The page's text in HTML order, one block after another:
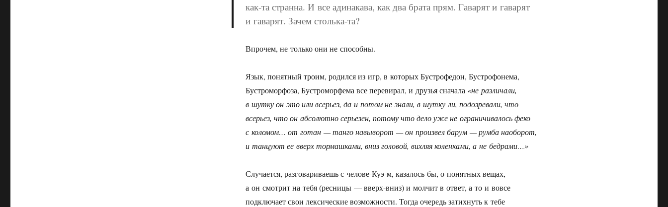
как-та странна. И все адинакава, как два брата прям. Гаварят и гаварят
и гаварят. Зачем столька-та?
Впрочем, не только они не способны.
Язык, понятный троим, родился из игр, в которых Бустрофедон, Бустрофонема,
Бустроморфоза, Бустроморфема все перевирал, и друзья сначала «не различали,
в шутку он это или всерьез, да и потом не знали, в шутку ли, подозревали, что
всерьез, что он абсолютно серьезен, потому что дело уже не ограничивалось феко
с коломом… от готан — танго навыворот — он произвел барум — румба наоборот,
и танцуют ее вверх тормашками, вниз головой, вихляя коленками, а не бедрами…»
Случается, разговариваешь с челове-Куэ-м, казалось бы, о понятных вещах,
а он смотрит на тебя (ресницы — вверх-вниз) и молчит в ответ, а то и вовсе
подключает свои лексические возможности. Тогда очередь затихнуть к тебе